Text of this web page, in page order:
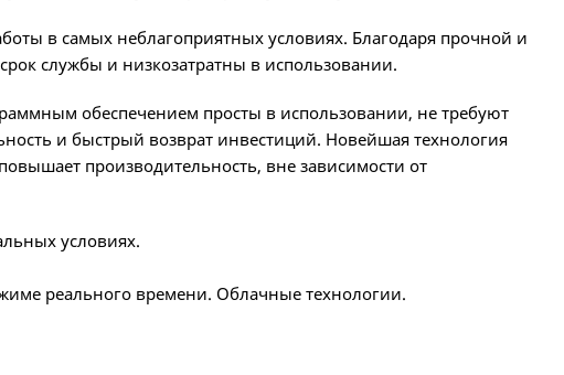
в самых неблагоприятных условиях. Благодаря прочной и
службы и низкозатратны в использовании.
обеспечением просты в использовании, не требуют
и быстрый возврат инвестиций. Новейшая технология
производительность, вне зависимости от
условиях.
реального времени. Облачные технологии.